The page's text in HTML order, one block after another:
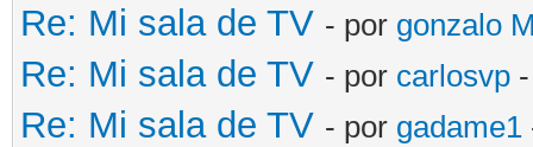
Re: Mi sala de TV - por gonzalo
Re: Mi sala de TV - por carlosvp
Re: Mi sala de TV - por gadame1